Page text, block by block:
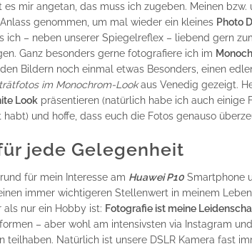
es mir angetan, das muss ich zugeben. Meinen
genommen, um mal wieder ein kleines Photo
ich – neben unserer Spiegelreflex – liebend gern
Ganz besonders gerne fotografiere ich im
Bildern noch einmal etwas Besonders, einen
im Monochrom-Lookaus Venedig gezeigt.
Look präsentieren (natürlich habe ich auch einige
und hoffe, dass euch die Fotos genauso
jede Gelegenheit
für mein Interesse am Huawei P10 Smartphone
immer wichtigeren Stellenwert in meinem
nur ein Hobby ist: Fotografie ist meine
– aber wohl am intensivsten via Instagram
teilhaben. Natürlich ist unsere DSLR Kamera fast